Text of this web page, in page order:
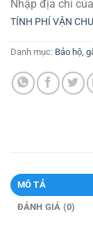
Nhập địa chỉ
TÍNH PHÍ VẬN
Danh mục: Bảo hộ,
MÔ TẢ
ĐÁNH GIÁ (0)